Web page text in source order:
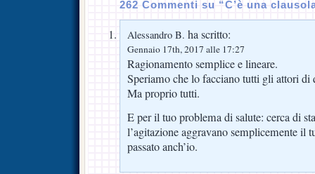
262 Commenti su “C’è una
Alessandro B. ha scritto:
Gennaio 17th, 2017 alle 17:27
Ragionamento semplice e lineare.
Speriamo che lo facciano tutti gli attori di
Ma proprio tutti.
E per il tuo problema di salute: cerca di
l’agitazione aggravano semplicemente il
passato anch’io.